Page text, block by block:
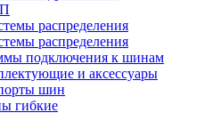
распределения
распределения
подключения к шинам
и аксессуары
шин
гибкие